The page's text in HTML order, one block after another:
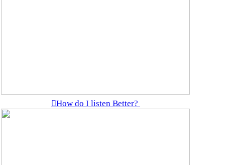
︎How do I listen Better?